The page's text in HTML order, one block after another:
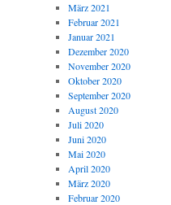
März 2021
Februar 2021
Januar 2021
Dezember 2020
November 2020
Oktober 2020
September 2020
August 2020
Juli 2020
Juni 2020
Mai 2020
April 2020
März 2020
Februar 2020